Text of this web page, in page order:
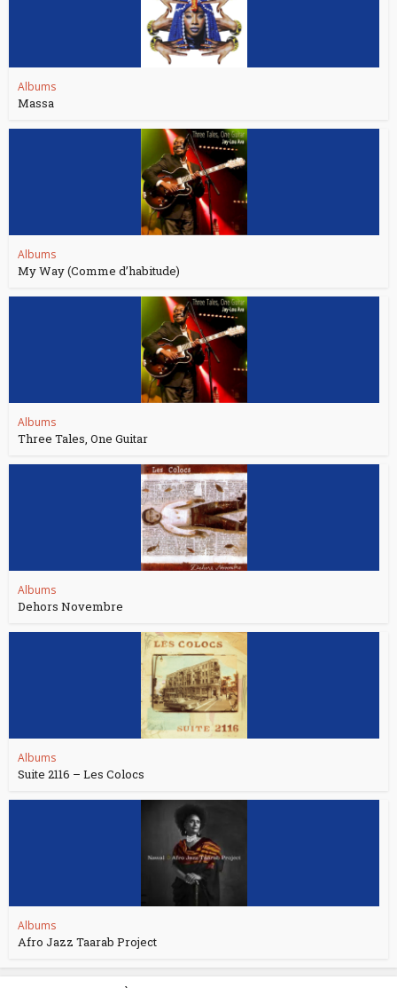
Albums
Massa
Albums
My Way (Comme d’habitude)
Albums
Three Tales, One Guitar
Albums
Dehors Novembre
Albums
Suite 2116 – Les Colocs
Albums
Afro Jazz Taarab Project